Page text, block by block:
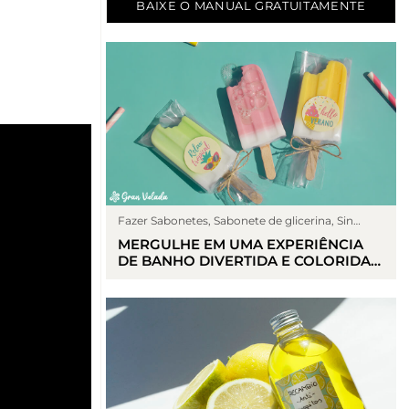
BAIXE O MANUAL GRATUITAMENTE
Fazer Sabonetes ,Sabonete de glicerina ,Sin
categoría
MERGULHE EM UMA EXPERIÊNCIA
DE BANHO DIVERTIDA E COLORIDA